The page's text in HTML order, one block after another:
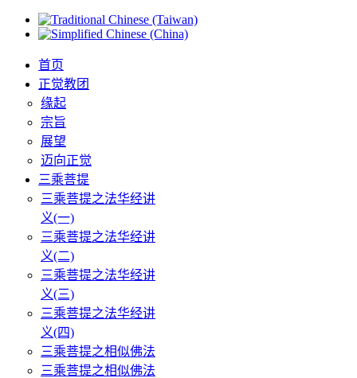
首页
正觉教团
缘起
宗旨
展望
迈向正觉
三乘菩提
三乘菩提之法华经讲
义(一)
三乘菩提之法华经讲
义(二)
三乘菩提之法华经讲
义(三)
三乘菩提之法华经讲
义(四)
三乘菩提之相似佛法
三乘菩提之相似佛法